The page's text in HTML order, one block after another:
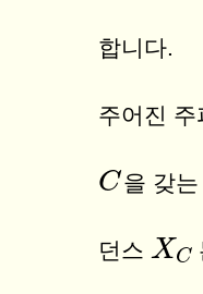
합니다.
주어진 주
C
C 을 갖
던스 XC
XC